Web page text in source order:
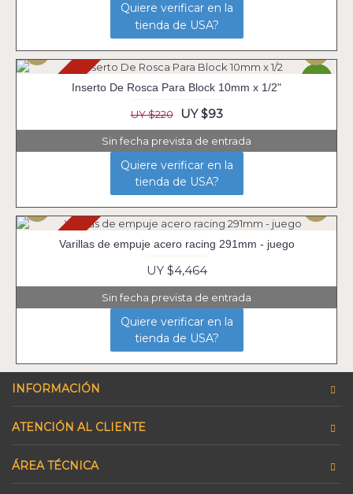
Quiere verificar en la
tienda de USA?
AgotadoInserto De Rosca Para Block 10mm x 1/2"
UY $220 UY $93
Sin fecha prevista de entrada
Quiere verificar en la
tienda de USA?
Agotado
Varillas de empuje acero racing 291mm - juego
UY $4,464
Sin fecha prevista de entrada
Quiere verificar en la
tienda de USA?
INFORMACIÓN
ATENCIÓN AL CLIENTE
ÁREA TÉCNICA